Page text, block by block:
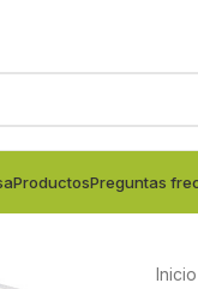
ProductosPreguntas
Inicio